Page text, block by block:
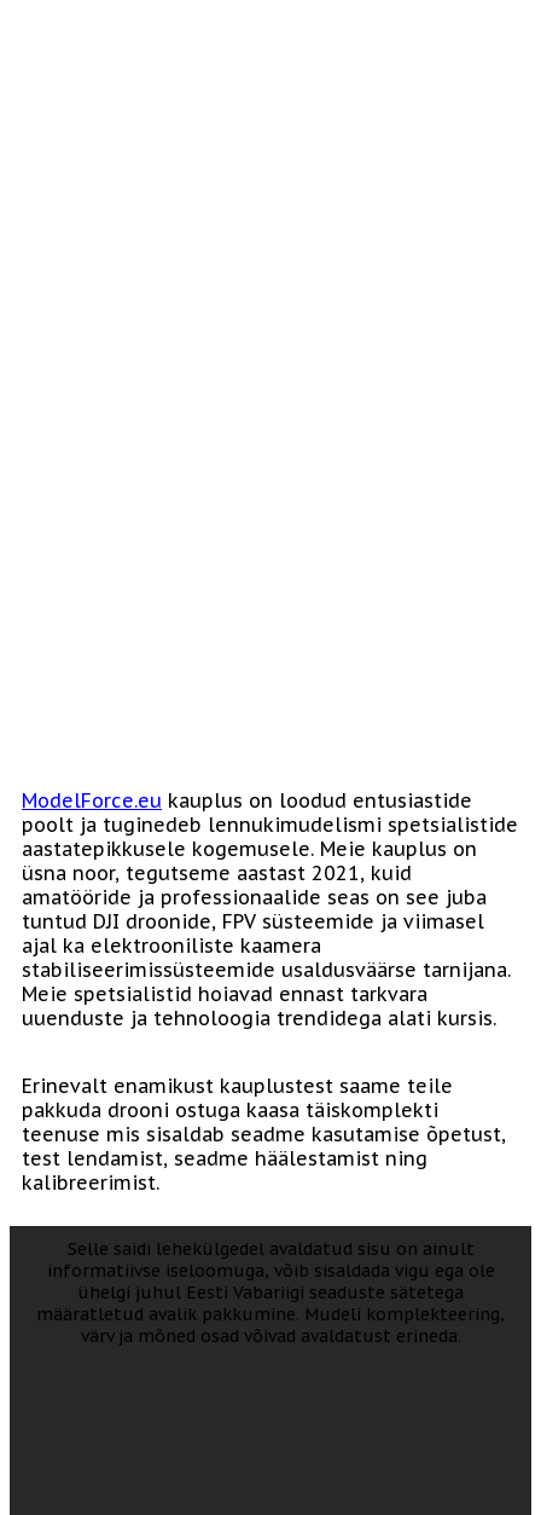
ModelForce.eu kauplus on loodud entusiastide
poolt ja tuginedeb lennukimudelismi spetsialistide
aastatepikkusele kogemusele. Meie kauplus on
üsna noor, tegutseme aastast 2021, kuid
amatööride ja professionaalide seas on see juba
tuntud DJI droonide, FPV süsteemide ja viimasel
ajal ka elektrooniliste kaamera
stabiliseerimissüsteemide usaldusväärse tarnijana.
Meie spetsialistid hoiavad ennast tarkvara
uuenduste ja tehnoloogia trendidega alati kursis.
Erinevalt enamikust kauplustest saame teile
pakkuda drooni ostuga kaasa täiskomplekti
teenuse mis sisaldab seadme kasutamise õpetust,
test lendamist, seadme häälestamist ning
kalibreerimist.
Selle saidi lehekülgedel avaldatud sisu on ainult
informatiivse iseloomuga, võib sisaldada vigu ega ole
ühelgi juhul Eesti Vabariigi seaduste sätetega
määratletud avalik pakkumine. Mudeli komplekteering,
värv ja mõned osad võivad avaldatust erineda.